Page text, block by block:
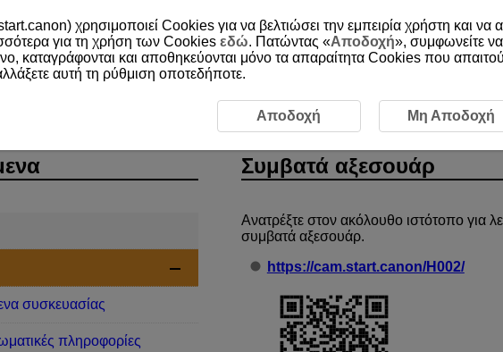
Εισαγωγή Συμβατά αξεσουάρ
Συμβατά αξεσουάρ
Ανατρέξτε στον ακόλουθο ιστότοπο για
συμβατά αξεσουάρ.
https://cam.start.canon/H002/
συσκευασίας
πληροφορίες
χρησιμοποιεί Cookies για να βελτιώσει την εμπειρία χρήστη και να
για τη χρήση των Cookies εδώ. Πατώντας «Αποδοχή», συμφωνείτε
καταγράφονται και αποθηκεύονται μόνο τα απαραίτητα Cookies που
αυτή τη ρύθμιση οποτεδήποτε.
Αποδοχή Μη Αποδοχή